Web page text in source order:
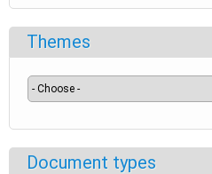
Themes
Document types